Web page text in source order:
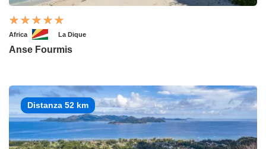
Africa La Dique
Anse Fourmis
Distanza 52 km